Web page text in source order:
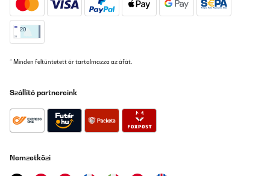
* Minden feltüntetett ár tartalmazza az áfát.
Szállító partnereink
Nemzetközi